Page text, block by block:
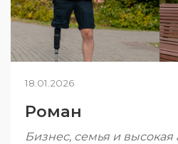
18.01.2026
Роман
Бизнес, семья и высокая